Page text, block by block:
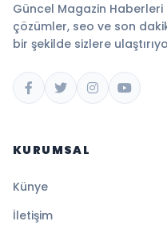
Güncel Magazin
çözümler, seo ve son
bir şekilde sizlere
KURUMSAL
Künye
İletişim